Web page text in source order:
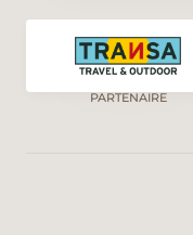
PARTENAIRE